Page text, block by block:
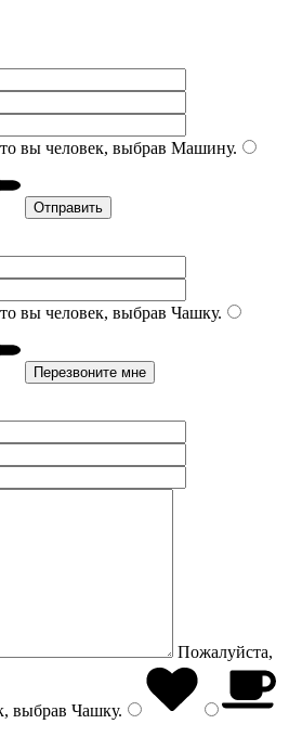
вы человек, выбрав Машину.
вы человек, выбрав Чашку.
Пожалуйста,
выбрав Чашку.